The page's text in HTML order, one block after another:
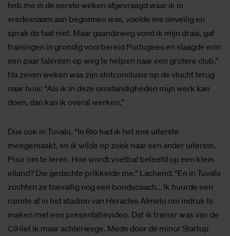
heb me in de eerste weken afgevraagd waar ik in
vredesnaam aan begonnen was, voelde me onveilig en
sprak de taal niet. Maar gaandeweg vond ik mijn draai, gaf
trainingen in grondig voorbereid Portugees en slaagde erin
een paar talenten op weg te helpen naar een grotere club.”
Na zeven weken was zijn slotconclusie op de vlucht terug
naar huis: “Als ik in deze omstandigheden mijn werk kan
doen, dan kan ik overal werken.”
Dus ook in Tuvalu. “In Rio had ik het ene uiterste
meegemaakt, en ik wilde op zoek naar een ander uiterste.
Puur om te leren. Hoe wordt voetbal beleefd op een klein
eiland? Die gedachte prikkelde me.” Lachend: “En in Tuvalu
zochten ze toevallig nog een bondscoach… Ik huurde een
ruimte af in het stadion van Heracles Almelo om indruk te
maken met een presentatievideo. Dat ik trainer was van de
C9 liet ik maar achterwege. Mede door de minor Startup